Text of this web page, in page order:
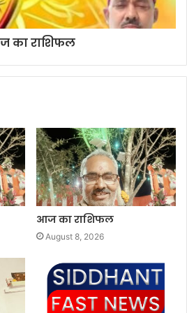
का राशिफल
आज का राशिफल
August 8, 2026